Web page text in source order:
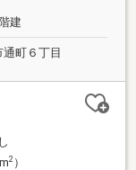
建
町６丁目
2）